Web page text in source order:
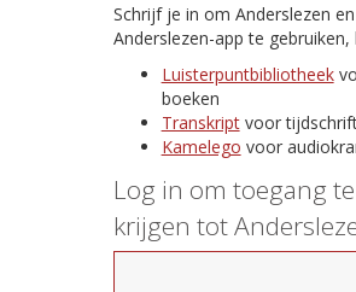
Schrijf je in om Anderslezen
Anderslezen-app te gebruiken,
Luisterpuntbibliotheek
boeken
Transkriptvoor
Kamelego voor
Log in om toegang te
krijgen tot